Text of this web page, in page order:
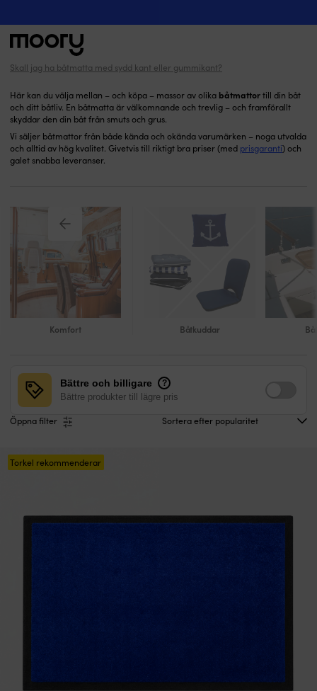
efter:
Båtmattor
Skall jag ha båtmatta med sydd kant eller gummikant?
Här kan du välja mellan – och köpa – massor av olika båtmattortill din båt
och ditt båtliv. En båtmatta är välkomnande och trevlig – och framförallt
skyddar den din båt från smuts och grus.
Vi säljer båtmattor från både kända och okända varumärken – noga utvalda
och alltid av hög kvalitet. Givetvis till riktigt bra priser (med prisgaranti) och
galet snabba leveranser.
Komfort Båtkuddar
Öppna filter
Bättre och billigare ?
Bättre produkter till lägre pris
Torkel rekommenderar